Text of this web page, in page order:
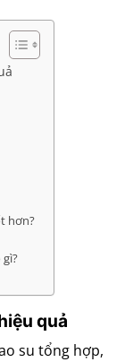
hơn?
quả
su tổng hợp,